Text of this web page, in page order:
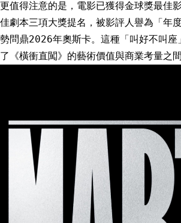
更值得注意的是，電影已獲得金球獎最佳
佳劇本三項大獎提名，被影評人譽為「年
勢問鼎2026年奧斯卡。這種「叫好不叫座
了《橫衝直闖》的藝術價值與商業考量之